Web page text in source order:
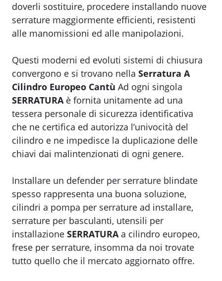
doverli sostituire, procedere installando nuove
serrature maggiormente efficienti, resistenti
alle manomissioni ed alle manipolazioni.
Questi moderni ed evoluti sistemi di chiusura
convergono e si trovano nella Serratura A
Cilindro Europeo Cantù Ad ogni singola
SERRATURAè fornita unitamente ad una
tessera personale di sicurezza identificativa
che ne certifica ed autorizza l’univocità del
cilindro e ne impedisce la duplicazione delle
chiavi dai malintenzionati di ogni genere.
Installare un defender per serrature blindate
spesso rappresenta una buona soluzione,
cilindri a pompa per serrature ad installare,
serrature per basculanti, utensili per
installazione SERRATURAa cilindro europeo,
frese per serrature, insomma da noi trovate
tutto quello che il mercato aggiornato offre.